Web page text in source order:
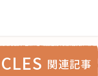
関連記事